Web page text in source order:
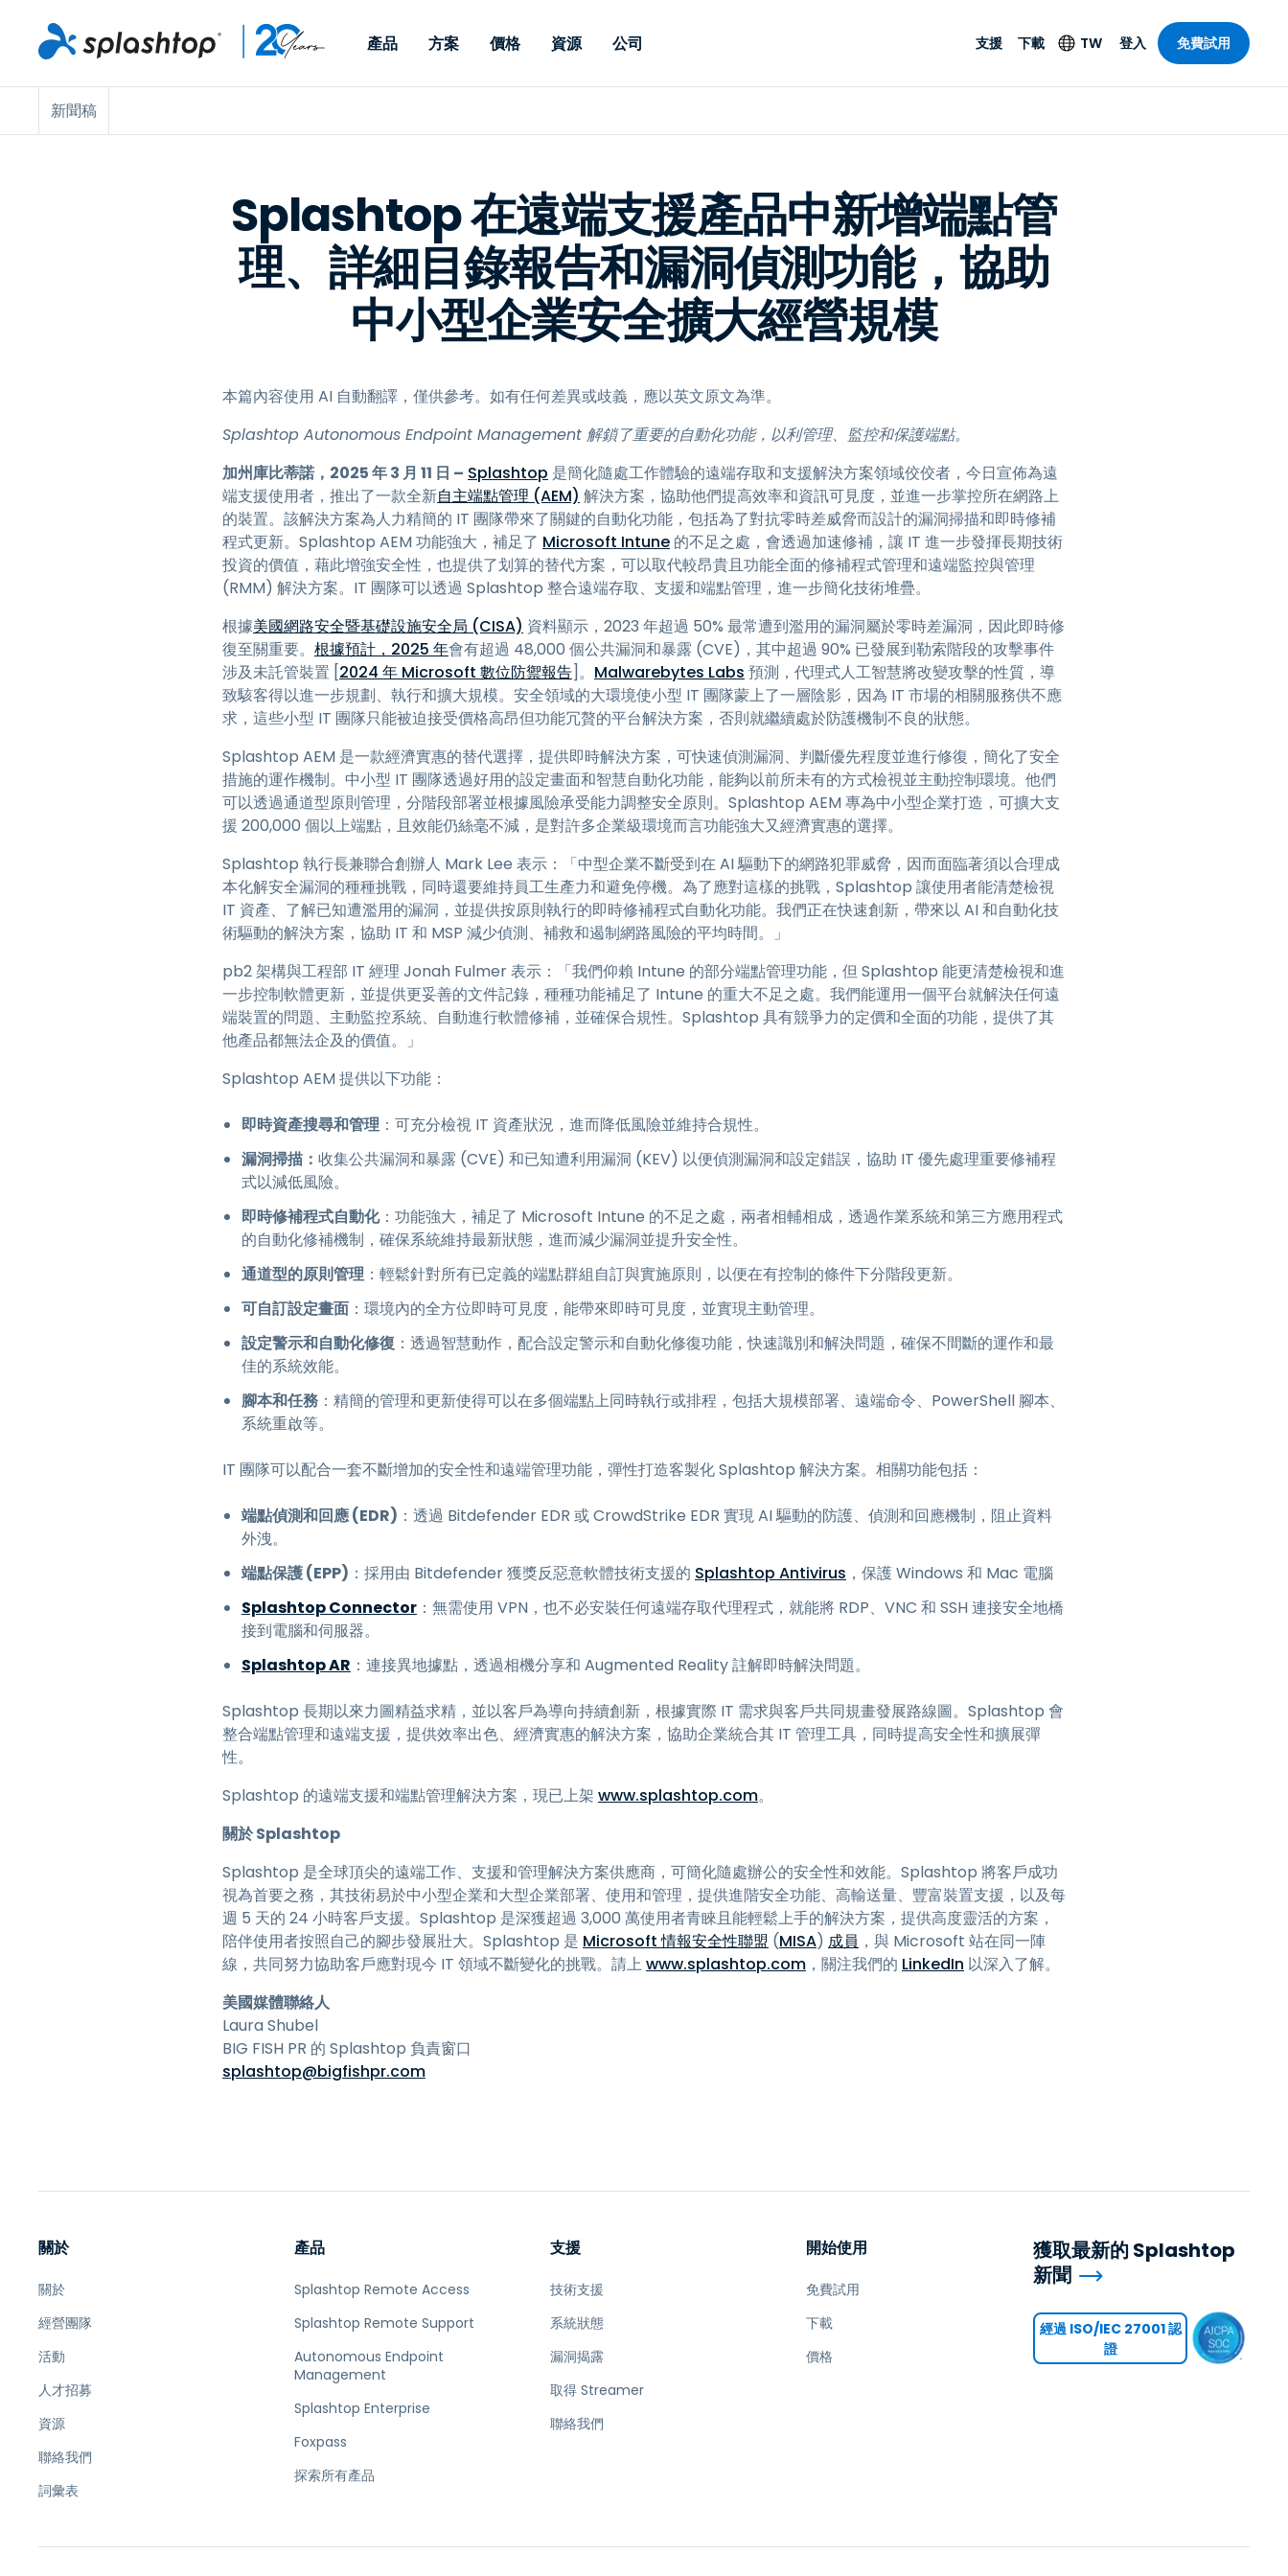
產品
能以附加元件的形式提供。
提供 On-Prem 選項。
IT 專業人員可透過即時修
補程式、自動化技術、完整
的可見度和控制能力，遠端
監控、管理和保護裝置。
管理功能。提供 On-Prem
選項。
端點偵測和回應
Foxpass Wi-Fi 存取和
控制
零信任安全工作區
盾牌（反詐騙）
方案
端點管理與安全性
MSPs
OEM
漏洞與修補程式管理
使 Intune 如虎添翼
風險與合規
RDP/VPN 替代產品
VDI / DaaS替代方案
用戶端部署
現場支援
透過 RDP /SSH/VNC 進行遠
端存取
搭配 Wacom 進行遠端工作
遠端實驗室存取
端點安全
探索所有需求
媒體與娛樂
衛生保健
零售
政府與公部門
建築與設計
金融與會計
探索所有行業
價格 資源
遠端存取
遠端學習
案例分享
競爭產品比較
資料表
示範影片
網路研討會
媒體與娛樂
MSP
零售業
科技
公司
活動
聯絡我們
新聞稿
獎項
客戶
支援
系統狀態
下載 TW
Deutsch
Español
Français
Italiano
한국어
ภาษาไทย
Bahasa
登入 免費試用
新聞稿
Splashtop 在遠端支援產品中新增端點管
理、詳細目錄報告和漏洞偵測功能，協助
中小型企業安全擴大經營規模
本篇內容使用 AI 自動翻譯，僅供參考。如有任何差異或歧義，應以英文原文為準。
Splashtop Autonomous Endpoint Management 解鎖了重要的自動化功能， 以利管理、監控和保護端點。
加州庫比蒂諾，2025 年 3 月 11 日 – Splashtop 是簡化隨處工作體驗的遠端存取和支援解決方案領域佼佼者，今日宣佈為遠
端支援使用者，推出了一款全新自主端點管理 (AEM) 解決方案，協助他們提高效率和資訊可見度，並進一步掌控所在網路上
的裝置。該解決方案為人力精簡的 IT 團隊帶來了關鍵的自動化功能，包括為了對抗零時差威脅而設計的漏洞掃描和即時修補
程式更新。Splashtop AEM 功能強大，補足了 Microsoft Intune 的不足之處，會透過加速修補，讓 IT 進一步發揮長期技術
投資的價值，藉此增強安全性，也提供了划算的替代方案，可以取代較昂貴且功能全面的修補程式管理和遠端監控與管理
(RMM) 解決方案。IT 團隊可以透過 Splashtop 整合遠端存取、支援和端點管理，進一步簡化技術堆疊。
根據美國網路安全暨基礎設施安全局 (CISA) 資料顯示，2023 年超過 50% 最常遭到濫用的漏洞屬於零時差漏洞，因此即時修
復至關重要。 根據預計，2025 年會有超過 48,000 個公共漏洞和暴露 (CVE)，其中超過 90% 已發展到勒索階段的攻擊事件
涉及未託管裝置 [2024 年 Microsoft 數位防禦報告]。 Malwarebytes Labs 預測，代理式人工智慧將改變攻擊的性質，導
致駭客得以進一步規劃、執行和擴大規模。安全領域的大環境使小型 IT 團隊蒙上了一層陰影，因為 IT 市場的相關服務供不應
求，這些小型 IT 團隊只能被迫接受價格高昂但功能冗贅的平台解決方案，否則就繼續處於防護機制不良的狀態。
Splashtop AEM 是一款經濟實惠的替代選擇，提供即時解決方案，可快速偵測漏洞、判斷優先程度並進行修復，簡化了安全
措施的運作機制。中小型 IT 團隊透過好用的設定畫面和智慧自動化功能，能夠以前所未有的方式檢視並主動控制環境。他們
可以透過通道型原則管理，分階段部署並根據風險承受能力調整安全原則。Splashtop AEM 專為中小型企業打造，可擴大支
援 200,000 個以上端點，且效能仍絲毫不減，是對許多企業級環境而言功能強大又經濟實惠的選擇。
Splashtop 執行長兼聯合創辦人 Mark Lee 表示：「中型企業不斷受到在 AI 驅動下的網路犯罪威脅，因而面臨著須以合理成
本化解安全漏洞的種種挑戰，同時還要維持員工生產力和避免停機。為了應對這樣的挑戰，Splashtop 讓使用者能清楚檢視
IT 資產、了解已知遭濫用的漏洞，並提供按原則執行的即時修補程式自動化功能。我們正在快速創新，帶來以 AI 和自動化技
術驅動的解決方案，協助 IT 和 MSP 減少偵測、補救和遏制網路風險的平均時間。」
pb2 架構與工程部 IT 經理 Jonah Fulmer 表示：「我們仰賴 Intune 的部分端點管理功能，但 Splashtop 能更清楚檢視和進
一步控制軟體更新，並提供更妥善的文件記錄，種種功能補足了 Intune 的重大不足之處。我們能運用一個平台就解決任何遠
端裝置的問題、主動監控系統、自動進行軟體修補，並確保合規性。Splashtop 具有競爭力的定價和全面的功能，提供了其
他產品都無法企及的價值。」
Splashtop AEM 提供以下功能：
即時資產搜尋和管理 ：可充分檢視 IT 資產狀況，進而降低風險並維持合規性。
漏洞掃描： 收集公共漏洞和暴露 (CVE) 和已知遭利用漏洞 (KEV) 以便偵測漏洞和設定錯誤，協助 IT 優先處理重要修補程
式以減低風險。
即時修補程式自動化：功能強大，補足了 Microsoft Intune 的不足之處，兩者相輔相成，透過作業系統和第三方應用程式
的自動化修補機制，確保系統維持最新狀態，進而減少漏洞並提升安全性。
通道型的原則管理 ：輕鬆針對所有已定義的端點群組自訂與實施原則，以便在有控制的條件下分階段更新。
可自訂設定畫面 ：環境內的全方位即時可見度，能帶來即時可見度，並實現主動管理。
設定警示和自動化修復 ：透過智慧動作，配合設定警示和自動化修復功能，快速識別和解決問題，確保不間斷的運作和最
佳的系統效能。
腳本和任務 ：精簡的管理和更新使得可以在多個端點上同時執行或排程，包括大規模部署、遠端命令、PowerShell 腳本、
系統重啟等。
IT 團隊可以配合一套不斷增加的安全性和遠端管理功能，彈性打造客製化 Splashtop 解決方案。相關功能包括：
端點偵測和回應 (EDR) ：透過 Bitdefender EDR 或 CrowdStrike EDR 實現 AI 驅動的防護、偵測和回應機制，阻止資料
外洩。
端點保護 (EPP) ：採用由 Bitdefender 獲獎反惡意軟體技術支援的 Splashtop Antivirus ，保護 Windows 和 Mac 電腦
Splashtop Connector ：無需使用 VPN，也不必安裝任何遠端存取代理程式，就能將 RDP、VNC 和 SSH 連接安全地橋
接到電腦和伺服器。
Splashtop AR ：連接異地據點，透過相機分享和 Augmented Reality 註解即時解決問題。
Splashtop 長期以來力圖精益求精，並以客戶為導向持續創新，根據實際 IT 需求與客戶共同規畫發展路線圖。Splashtop 會
整合端點管理和遠端支援，提供效率出色、經濟實惠的解決方案，協助企業統合其 IT 管理工具，同時提高安全性和擴展彈
性。
Splashtop 的遠端支援和端點管理解決方案，現已上架 www.splashtop.com。
關於 Splashtop
Splashtop 是全球頂尖的遠端工作、支援和管理解決方案供應商，可簡化隨處辦公的安全性和效能。Splashtop 將客戶成功
視為首要之務，其技術易於中小型企業和大型企業部署、使用和管理，提供進階安全功能、高輸送量、豐富裝置支援，以及每
週 5 天的 24 小時客戶支援。Splashtop 是深獲超過 3,000 萬使用者青睞且能輕鬆上手的解決方案，提供高度靈活的方案，
陪伴使用者按照自己的腳步發展壯大。Splashtop 是 Microsoft 情報安全性聯盟 (MISA) 成員 ，與 Microsoft 站在同一陣
線，共同努力協助客戶應對現今 IT 領域不斷變化的挑戰。請上www.splashtop.com ，關注我們的 LinkedIn 以深入了解。
美國媒體聯絡人
Laura Shubel
BIG FISH PR 的 Splashtop 負責窗口
splashtop@bigfishpr.com
關於
關於
經營團隊
活動
人才招募
資源
聯絡我們
詞彙表
產品
Splashtop Remote Access
Splashtop Remote Support
Autonomous Endpoint
Management
Splashtop Enterprise
Foxpass
探索所有產品
支援
技術支援
系統狀態
漏洞揭露
取得 Streamer
聯絡我們
開始使用
免費試用
下載
價格
獲取最新的 Splashtop
新聞
經過 ISO/IEC 27001 認
證